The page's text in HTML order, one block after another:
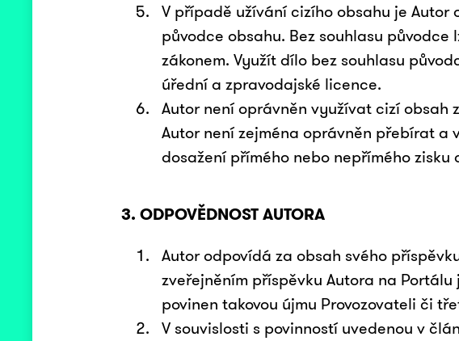
V případě užívání cizího obsahu je
původce obsahu. Bez souhlasu
zákonem. Využít dílo bez souhlasu
úřední a zpravodajské licence.
Autor není oprávněn využívat cizí
Autor není zejména oprávněn přebírat a
dosažení přímého nebo nepřímého
3. ODPOVĚDNOST AUTORA
Autor odpovídá za obsah svého
zveřejněním příspěvku Autora na
povinen takovou újmu Provozovateli či
V souvislosti s povinností uvedenou v